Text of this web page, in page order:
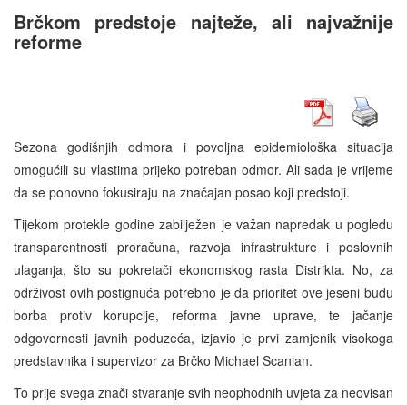
Brčkom predstoje najteže, ali najvažnije
reforme
Sezona godišnjih odmora i povoljna epidemiološka situacija
omogućili su vlastima prijeko potreban odmor. Ali sada je vrijeme
da se ponovno fokusiraju na značajan posao koji predstoji.
Tijekom protekle godine zabilježen je važan napredak u pogledu
transparentnosti proračuna, razvoja infrastrukture i poslovnih
ulaganja, što su pokretači ekonomskog rasta Distrikta. No, za
održivost ovih postignuća potrebno je da prioritet ove jeseni budu
borba protiv korupcije, reforma javne uprave, te jačanje
odgovornosti javnih poduzeća, izjavio je prvi zamjenik visokoga
predstavnika i supervizor za Brčko Michael Scanlan.
To prije svega znači stvaranje svih neophodnih uvjeta za neovisan